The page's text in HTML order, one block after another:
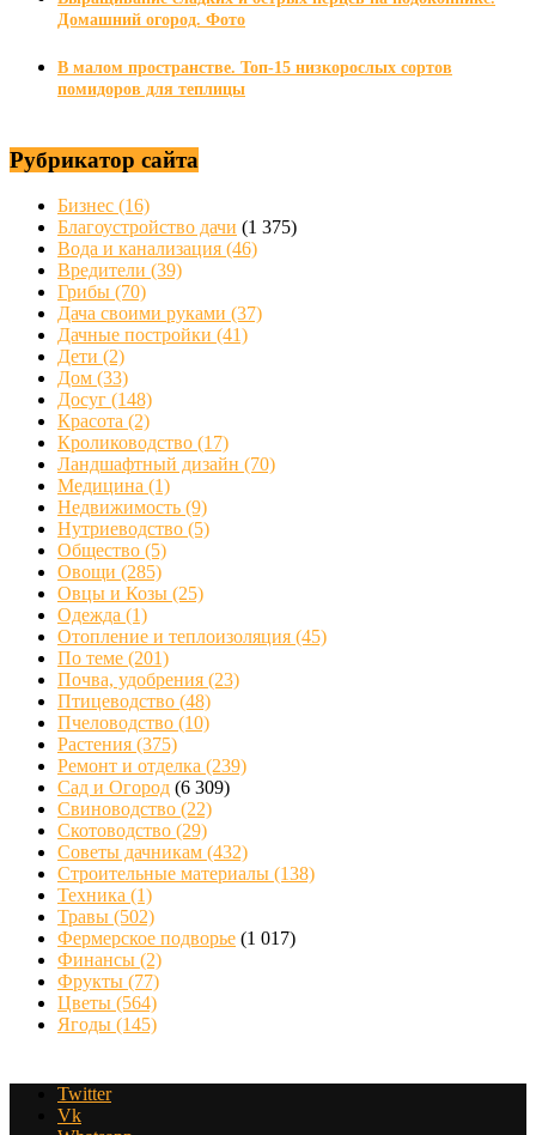
Домашний огород. Фото
В малом пространстве. Топ-15 низкорослых сортов
помидоров для теплицы
Рубрикатор сайта
Бизнес (16)
Благоустройство дачи (1 375)
Вода и канализация (46)
Вредители (39)
Грибы (70)
Дача своими руками (37)
Дачные постройки (41)
Дети (2)
Дом (33)
Досуг (148)
Красота (2)
Кролиководство (17)
Ландшафтный дизайн (70)
Медицина (1)
Недвижимость (9)
Нутриеводство (5)
Общество (5)
Овощи (285)
Овцы и Козы (25)
Одежда (1)
Отопление и теплоизоляция (45)
По теме (201)
Почва, удобрения (23)
Птицеводство (48)
Пчеловодство (10)
Растения (375)
Ремонт и отделка (239)
Сад и Огород (6 309)
Свиноводство (22)
Скотоводство (29)
Советы дачникам (432)
Строительные материалы (138)
Техника (1)
Травы (502)
Фермерское подворье (1 017)
Финансы (2)
Фрукты (77)
Цветы (564)
Ягоды (145)
Twitter
Vk